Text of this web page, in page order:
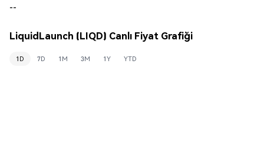
--
LiquidLaunch (LIQD) Canlı Fiyat Grafiği
1D 7D 1M 3M 1Y YTD